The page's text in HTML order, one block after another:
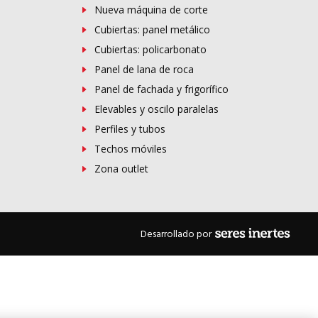
Nueva máquina de corte
Cubiertas: panel metálico
Cubiertas: policarbonato
Panel de lana de roca
Panel de fachada y frigorífico
Elevables y oscilo paralelas
Perfiles y tubos
Techos móviles
Zona outlet
Desarrollado por